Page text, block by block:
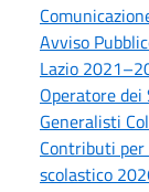
Avviso
Lazio
Operatore
Generalisti
Contributi
scolastico